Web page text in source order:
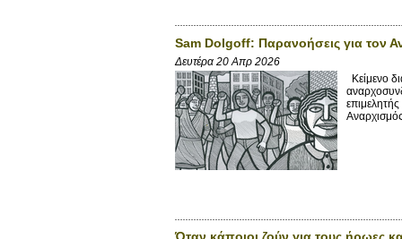
Sam Dolgoff: Παρανοήσεις για τον
Δευτέρα 20 Απρ 2026
Κείμενο
Όταν κάποιοι ζούν για τους ήρωες